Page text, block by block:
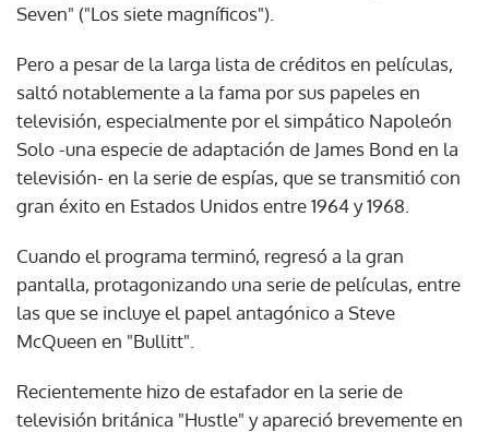
Seven" ("Los siete magníficos").
Pero a pesar de la larga lista de créditos en películas,
saltó notablemente a la fama por sus papeles en
televisión, especialmente por el simpático Napoleón
Solo -una especie de adaptación de James Bond en la
televisión- en la serie de espías, que se transmitió con
gran éxito en Estados Unidos entre 1964 y 1968.
Cuando el programa terminó, regresó a la gran
pantalla, protagonizando una serie de películas, entre
las que se incluye el papel antagónico a Steve
McQueen en "Bullitt".
Recientemente hizo de estafador en la serie de
televisión británica "Hustle" y apareció brevemente en